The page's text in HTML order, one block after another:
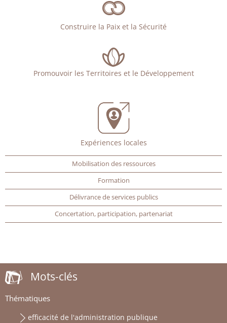
Construire la Paix et la Sécurité
Promouvoir les Territoires et le Développement
Expériences locales
Mobilisation des ressources
Formation
Délivrance de services publics
Concertation, participation, partenariat
Mots-clés
Thématiques
efficacité de l'administration publique